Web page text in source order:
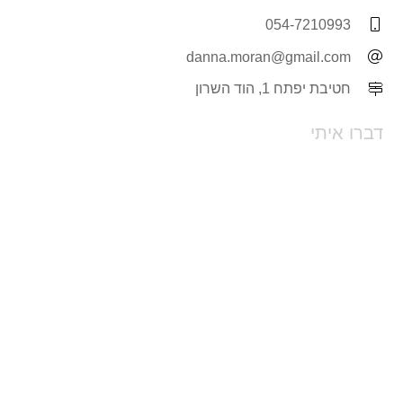
054-7210993
danna.moran@gmail.com
חטיבת יפתח 1, הוד השרון
דברו איתי